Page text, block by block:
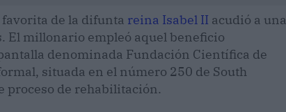
de la difunta reina Isabel II acudió a una
El millonario empleó aquel beneficio
denominada Fundación Científica de
situada en el número 250 de South
proceso de rehabilitación.